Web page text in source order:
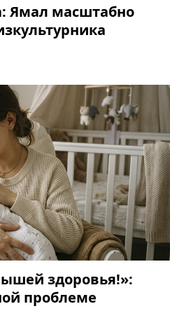
Ямал масштабно
здоровья!»:
проблеме